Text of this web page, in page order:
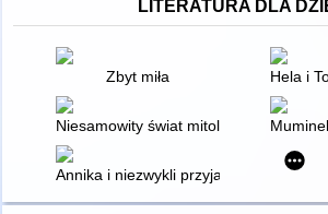
LITERATURA DLA
Zbyt miła Hela i
Niesamowity świat mitologii
Annika i niezwykli przyjaciele